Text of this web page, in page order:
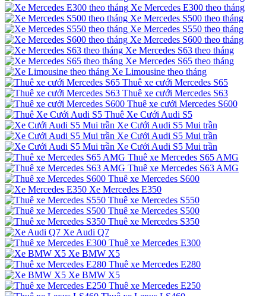
Xe Mercedes E300 theo tháng
Xe Mercedes S500 theo tháng
Xe Mercedes S550 theo tháng
Xe Mercedes S600 theo tháng
Xe Mercedes S63 theo tháng
Xe Mercedes S65 theo tháng
Xe Limousine theo tháng
Thuê xe cưới Mercedes S65
Thuê xe cưới Mercedes S63
Thuê xe cưới Mercedes S600
Thuê Xe Cưới Audi S5
Xe Cưới Audi S5 Mui trần
Xe Cưới Audi S5 Mui trần
Xe Cưới Audi S5 Mui trần
Thuê xe Mercedes S65 AMG
Thuê xe Mercedes S63 AMG
Thuê xe Mercedes S600
Xe Mercedes E350
Thuê xe Mercedes S550
Thuê xe Mercedes S500
Thuê xe Mercedes S350
Xe Audi Q7
Thuê xe Mercedes E300
Xe BMW X5
Thuê xe Mercedes E280
Xe BMW X5
Thuê xe Mercedes E250